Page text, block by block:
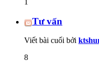
Tư vấn
Viết bài cuối bởi
8